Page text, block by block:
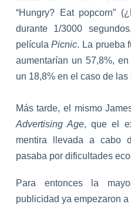
“Hungry? Eat popcorn”
durante 1/3000
películaPicnic. La prueba
aumentarían un 57,8%,
un 18,8% en el caso de las
Más tarde, el mismo
Advertising Age, que el
mentira llevada a cabo
pasaba por dificultades
Para entonces la
publicidad ya empezaron